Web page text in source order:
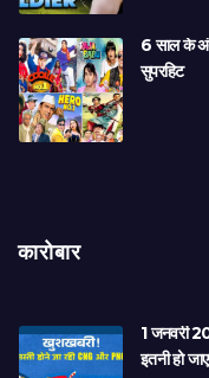
6 साल के
सुपरहिट
कारोबार
1 जनवरी
इतनी हो